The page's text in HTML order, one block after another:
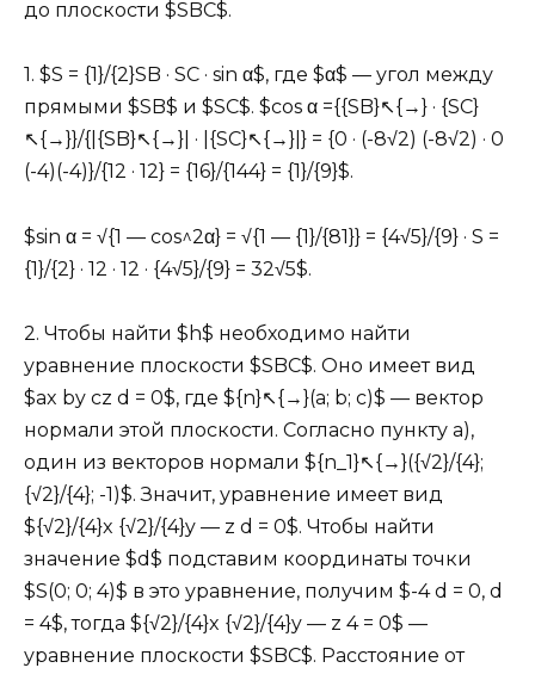
до плоскости $SBC$.
1. $S = {1}/{2}SB · SC · sin α$, где $α$ — угол между
прямыми $SB$ и $SC$. $cos α ={{SB}↖{→} · {SC}
↖{→}}/{|{SB}↖{→}| · |{SC}↖{→}|} = {0 · (-8√2) (-8√2) · 0
(-4)(-4)}/{12 · 12} = {16}/{144} = {1}/{9}$.
$sin α = √{1 — cos^2α} = √{1 — {1}/{81}} = {4√5}/{9} · S =
{1}/{2} · 12 · 12 · {4√5}/{9} = 32√5$.
2. Чтобы найти $h$ необходимо найти
уравнение плоскости $SBC$. Оно имеет вид
$ax by cz d = 0$, где ${n}↖{→}(a; b; c)$ — вектор
нормали этой плоскости. Согласно пункту а),
один из векторов нормали ${n_1}↖{→}({√2}/{4};
{√2}/{4}; -1)$. Значит, уравнение имеет вид
${√2}/{4}x {√2}/{4}y — z d = 0$. Чтобы найти
значение $d$ подставим координаты точки
$S(0; 0; 4)$ в это уравнение, получим $-4 d = 0, d
= 4$, тогда ${√2}/{4}x {√2}/{4}y — z 4 = 0$ —
уравнение плоскости $SBC$. Расстояние от